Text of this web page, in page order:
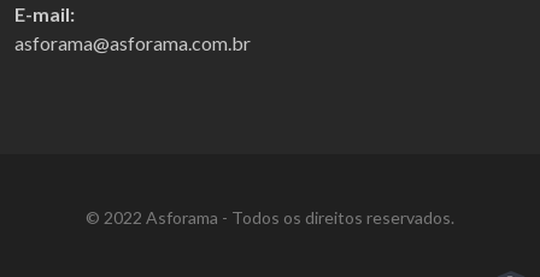
E-mail:
asforama@asforama.com.br
© 2022 Asforama - Todos os direitos reservados.